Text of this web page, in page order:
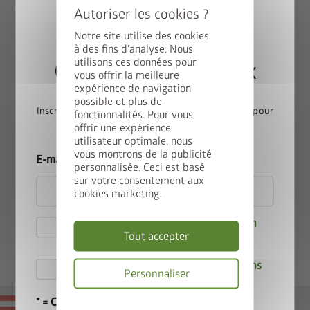
Notre site utilise des cookies
à des fins d'analyse. Nous
utilisons ces données pour
vous offrir la meilleure
expérience de navigation
possible et plus de
fonctionnalités. Pour vous
offrir une expérience
utilisateur optimale, nous
vous montrons de la publicité
personnalisée. Ceci est basé
sur votre consentement aux
cookies marketing.
Tout accepter
Personnaliser
Fixations verticales en profilé chapeau avec fentes pour
recevoir les étagères, bacs étagères, panier, jeu de
crochets ou table pliante
Étagères positionnables à volonté
Galvanisées à chaud pour une longévité optimale
Longueur env. 185 cm
Conviennent pour :
Abri de jardin HighLine
Abri de jardin AvantGarde
Abri de jardin Panorama
MADE IN AUSTRIA
Gagnez une StyleBox
Inscrivez-vous dès maintenant à notre newsletter pour
participer automatiquement au tirage au sort.
E-mail
Je déclare accepter lesDispositions en
matière de confidentialité
Par la présente, j'accepte les
conditions
de participation au concours.
* = Champ obligatoire